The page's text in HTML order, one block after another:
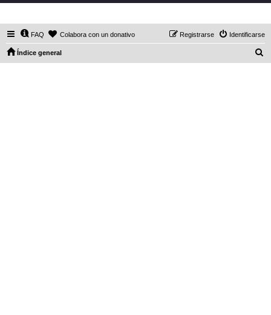
FAQ Colabora con un donativo Identificarse
Registrarse
Índice general